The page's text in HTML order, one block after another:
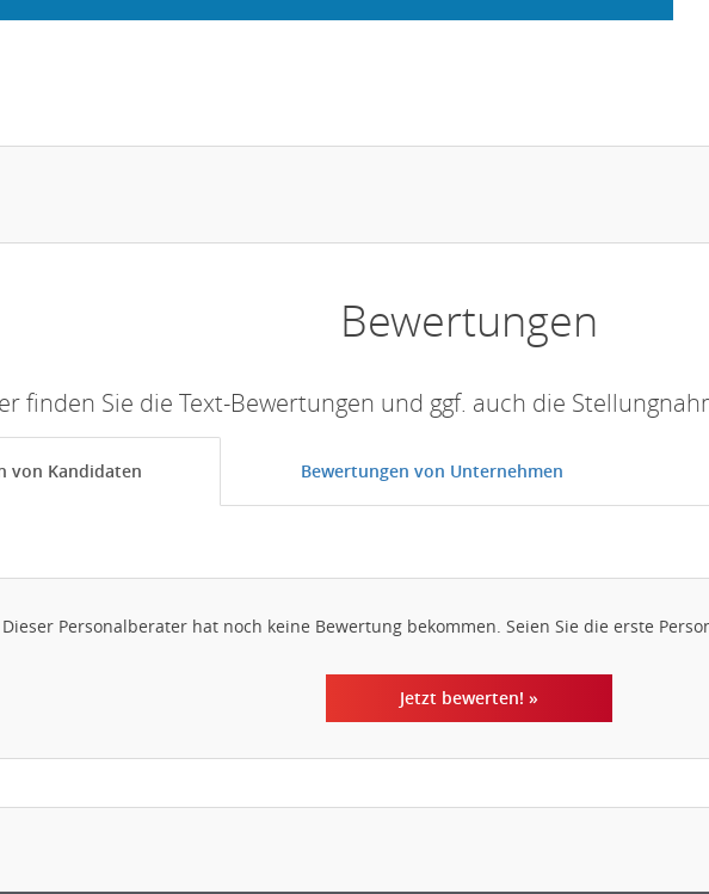
Bewertungen
finden Sie die Text-Bewertungen und ggf. auch die
von Kandidaten Bewertungen von Unternehmen
Dieser Personalberater hat noch keine Bewertung bekommen. Seien Sie die erste
Jetzt bewerten! »